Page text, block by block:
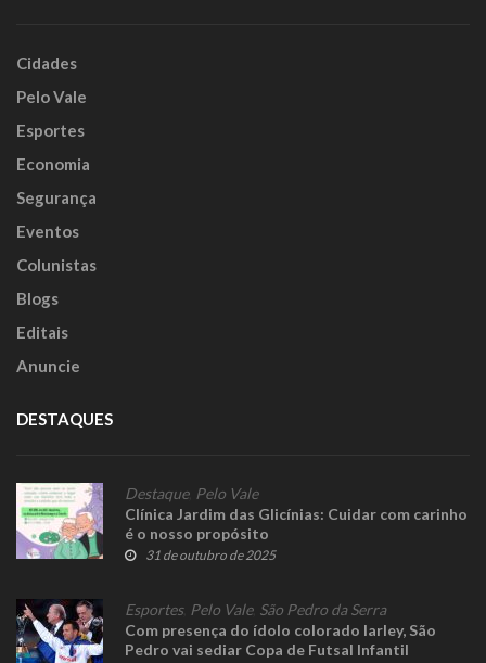
Cidades
Pelo Vale
Esportes
Economia
Segurança
Eventos
Colunistas
Blogs
Editais
Anuncie
DESTAQUES
Destaque, Pelo Vale
Clínica Jardim das Glicínias: Cuidar com carinho
é o nosso propósito
31 de outubro de 2025
Esportes, Pelo Vale, São Pedro da Serra
Com presença do ídolo colorado Iarley, São
Pedro vai sediar Copa de Futsal Infantil